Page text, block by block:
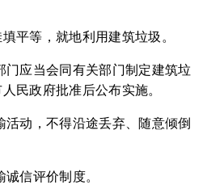
平等，就地利用建筑垃圾。
应当会同有关部门制定建筑垃
民政府批准后公布实施。
动，不得沿途丢弃、随意倾倒
信评价制度。